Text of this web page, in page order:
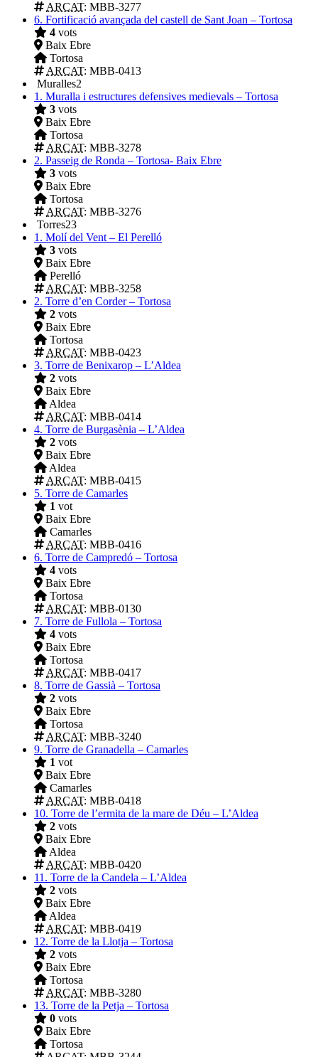
ARCAT: MBB-3277
6. Fortificació avançada del castell de Sant Joan – Tortosa
4 vots
Baix Ebre
Tortosa
ARCAT: MBB-0413
Muralles2
1. Muralla i estructures defensives medievals – Tortosa
3 vots
Baix Ebre
Tortosa
ARCAT: MBB-3278
2. Passeig de Ronda – Tortosa- Baix Ebre
3 vots
Baix Ebre
Tortosa
ARCAT: MBB-3276
Torres23
1. Molí del Vent – El Perelló
3 vots
Baix Ebre
Perelló
ARCAT: MBB-3258
2. Torre d’en Corder – Tortosa
2 vots
Baix Ebre
Tortosa
ARCAT: MBB-0423
3. Torre de Benixarop – L’Aldea
2 vots
Baix Ebre
Aldea
ARCAT: MBB-0414
4. Torre de Burgasènia – L’Aldea
2 vots
Baix Ebre
Aldea
ARCAT: MBB-0415
5. Torre de Camarles
1 vot
Baix Ebre
Camarles
ARCAT: MBB-0416
6. Torre de Campredó – Tortosa
4 vots
Baix Ebre
Tortosa
ARCAT: MBB-0130
7. Torre de Fullola – Tortosa
4 vots
Baix Ebre
Tortosa
ARCAT: MBB-0417
8. Torre de Gassià – Tortosa
2 vots
Baix Ebre
Tortosa
ARCAT: MBB-3240
9. Torre de Granadella – Camarles
1 vot
Baix Ebre
Camarles
ARCAT: MBB-0418
10. Torre de l’ermita de la mare de Déu – L’Aldea
2 vots
Baix Ebre
Aldea
ARCAT: MBB-0420
11. Torre de la Candela – L’Aldea
2 vots
Baix Ebre
Aldea
ARCAT: MBB-0419
12. Torre de la Llotja – Tortosa
2 vots
Baix Ebre
Tortosa
ARCAT: MBB-3280
13. Torre de la Petja – Tortosa
0 vots
Baix Ebre
Tortosa